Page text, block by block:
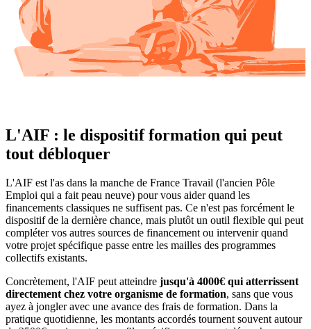
L'AIF : le dispositif formation qui peut
tout débloquer
L'AIF est l'as dans la manche de France Travail (l'ancien Pôle
Emploi qui a fait peau neuve) pour vous aider quand les
financements classiques ne suffisent pas. Ce n'est pas forcément le
dispositif de la dernière chance, mais plutôt un outil flexible qui peut
compléter vos autres sources de financement ou intervenir quand
votre projet spécifique passe entre les mailles des programmes
collectifs existants.
Concrètement, l'AIF peut atteindre jusqu'à 4000€ qui atterrissent
directement chez votre organisme de formation, sans que vous
ayez à jongler avec une avance des frais de formation. Dans la
pratique quotidienne, les montants accordés tournent souvent autour